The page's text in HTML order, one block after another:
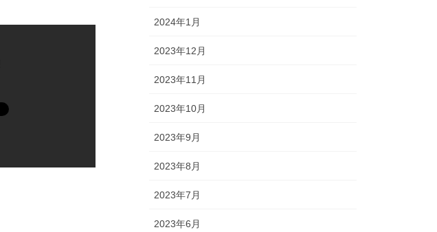
2024年1月
2023年12月
2023年11月
2023年10月
2023年9月
2023年8月
2023年7月
2023年6月